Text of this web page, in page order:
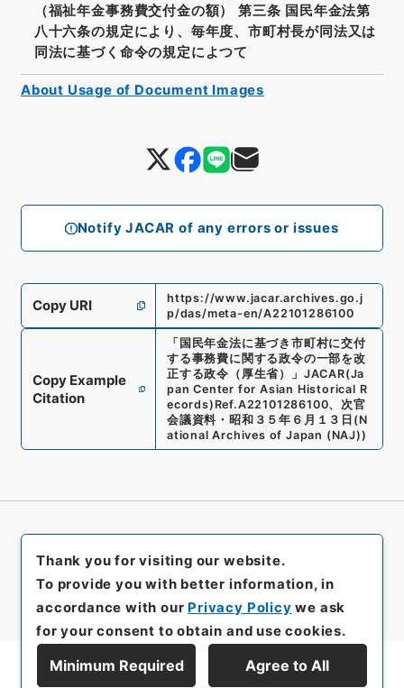
Notify JACAR of any errors or issues
（福祉年金事務費交付金の額） 第三条 国民年金法第
八十六条の規定により、毎年度、市町村長が同法又は
同法に基づく命令の規定によつて
Copy URI
https://www.jacar.archives.go.j
p/das/meta-en/A22101286100
Copy Example
Citation
「 国民年金法に基づき市町村に交付
する事務費に関する政令の一部を改
正する政令（厚生省）
」 JACAR(Ja
pan Center for Asian Historical R
ecords) Ref.A22101286100、 次官
会議資料・昭和３５年６月１３日 (N
ational Archives of Japan (NAJ))
About Usage of Document Images
Display Series Hierarchy
Thank you for visiting our website.
To provide you with better information, in
accordance with our Privacy Policy we ask
for your consent to obtain and use cookies.
Minimum Required Agree to All